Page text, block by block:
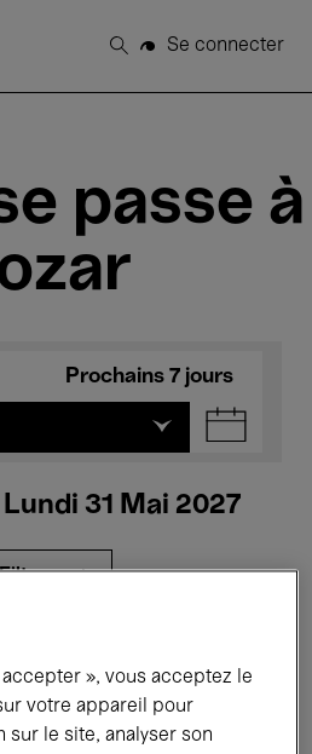
Rechercher
Se connecter
passe à
Prochains 7 jours
31 Mai 2027
Performances
», vous acceptez le
votre appareil pour
sur le site, analyser son